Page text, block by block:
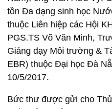
tồn Đa dạng sinh học
thuộc Liên hiệp các Hội
PGS.TS Võ Văn Minh,
Giảng dạy Môi trường &
EBR) thuộc Đại học Đà
10/5/2017.
Bức thư được gửi cho